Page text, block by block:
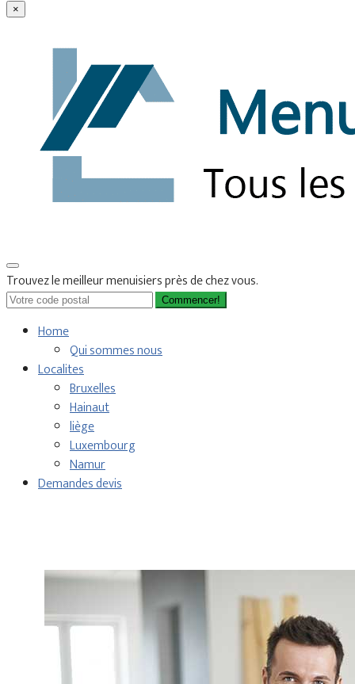
×
Trouvez le meilleur menuisiers près de chez vous.
Commencer!
Home
Qui sommes nous
Localites
Bruxelles
Hainaut
liège
Luxembourg
Namur
Demandes devis